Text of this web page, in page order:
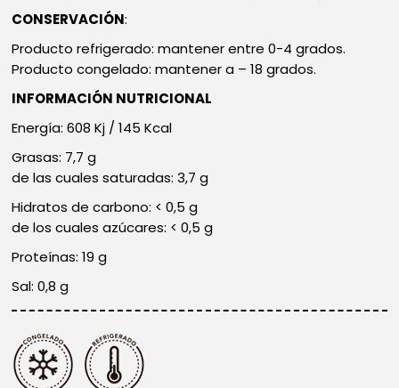
CONSERVACIÓN:
Producto refrigerado: mantener entre 0-4 grados.
Producto congelado: mantener a – 18 grados.
INFORMACIÓN NUTRICIONAL
Energía: 608 Kj / 145 Kcal
Grasas: 7,7 g
de las cuales saturadas: 3,7 g
Hidratos de carbono: < 0,5 g
de los cuales azúcares: < 0,5 g
Proteínas: 19 g
Sal: 0,8 g